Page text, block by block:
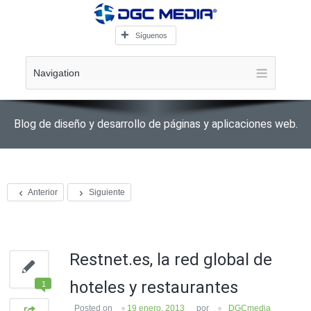
Síguenos
Navigation
Blog de diseño y desarrollo de páginas y aplicaciones web.
Anterior Siguiente
1
Restnet.es, la red global de
hoteles y restaurantes
Posted on 19 enero, 2013 por DGCmedia